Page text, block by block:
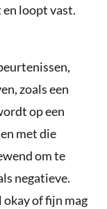
loopt vast.
zoals een
op een
en met die
om te
negatieve.
of fijn mag